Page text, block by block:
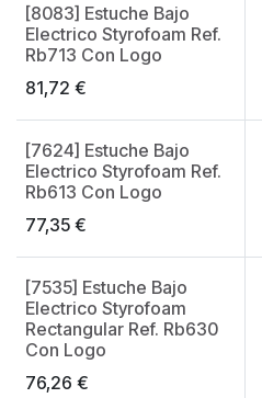
[8083] Estuche Bajo
Electrico Styrofoam Ref.
Rb713 Con Logo
81,72 €
[7624] Estuche Bajo
Electrico Styrofoam Ref.
Rb613 Con Logo
77,35 €
[7535] Estuche Bajo
Electrico Styrofoam
Rectangular Ref. Rb630
Con Logo
76,26 €